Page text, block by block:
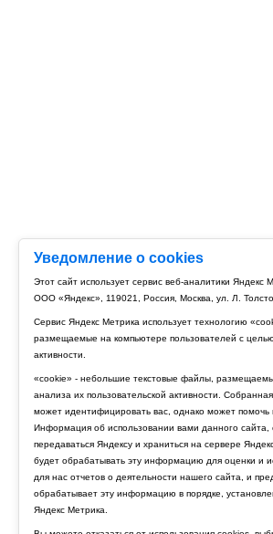
Уведомление о cookies
Этот сайт использует сервис веб-аналитики
ООО «Яндекс», 119021, Россия, Москва, ул. Л.
Сервис Яндекс Метрика использует технологию
размещаемые на компьютере пользователей с
активности.
«cookie» - небольшие текстовые файлы,
анализа их пользовательской активности.
может идентифицировать вас, однако может
Информация об использовании вами данного
передаваться Яндексу и храниться на сервере
будет обрабатывать эту информацию для оценки и
для нас отчетов о деятельности нашего сайта, и
обрабатывает эту информацию в порядке,
Яндекс Метрика.